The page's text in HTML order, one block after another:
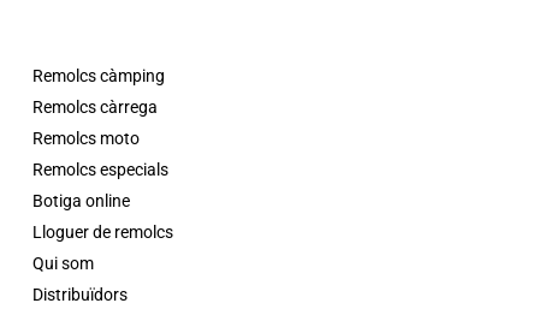
Qui som
Distribuïdors
Remolcs càmping
Remolcs càrrega
Remolcs moto
Remolcs especials
Botiga online
Lloguer de remolcs